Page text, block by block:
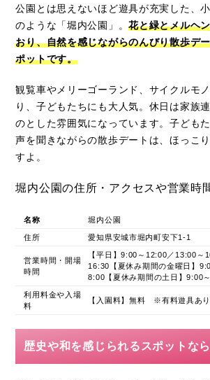
公園とは思えないほど遊具が充実した、
のような「堀内公園」。花と緑とメルヘ
おり、自然を感じながらのんびり散歩デ
ポットです。
観覧車やメリーゴーランド、サイクルモ
り、子どもたちにも大人気。休日は家族
のとした雰囲気になっています。子ども
声を聞きながらの散歩デートは、ほっこ
すよ。
堀内公園の住所・アクセスや営業時
名称 堀内公園
住所 愛知県安城市堀内町安下1-1
営業時間・開場
時間
【平日】9:00～12:00／13:00～
16:30【夏休み期間の金曜日】
8:00【夏休み期間の土日】9:00
利用料金や入場
料
【入園料】無料 ※有料遊具あり
歴史や和を感じられるスポットなら